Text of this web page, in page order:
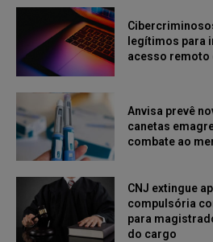
legítimos para
acesso remoto
Anvisa prevê
canetas
combate ao
CNJ extingue
compulsória
para
do cargo